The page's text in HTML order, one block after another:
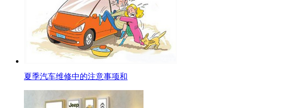
夏季汽车维修中的注意事项和